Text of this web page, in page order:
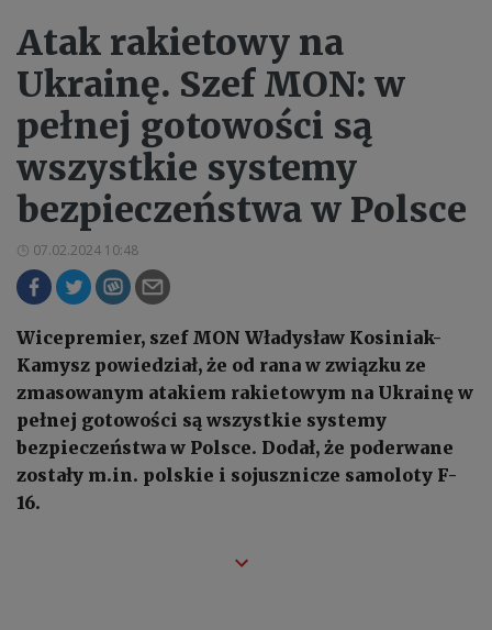
Atak rakietowy na
Ukrainę. Szef MON: w
pełnej gotowości są
wszystkie systemy
bezpieczeństwa w Polsce
07.02.2024 10:48
Wicepremier, szef MON Władysław Kosiniak-
Kamysz powiedział, że od rana w związku ze
zmasowanym atakiem rakietowym na Ukrainę w
pełnej gotowości są wszystkie systemy
bezpieczeństwa w Polsce. Dodał, że poderwane
zostały m.in. polskie i sojusznicze samoloty F-
16.